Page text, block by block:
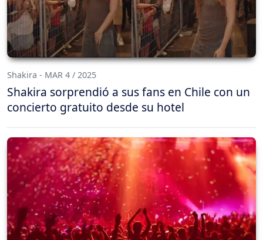
Shakira - MAR 4 / 2025
Shakira sorprendió a sus fans en Chile con un
concierto gratuito desde su hotel